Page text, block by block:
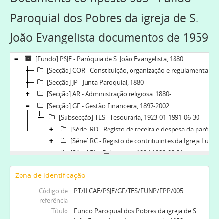
Paroquial dos Pobres da igreja de S.
João Evangelista documentos de 1959
[Fundo] PSJE - Paróquia de S. João Evangelista, 1880
[Secção] COR - Constituição, organização e regulamentação, 1880-03-08
[Secção] JP - Junta Paroquial, 1880
[Secção] AR - Administração religiosa, 1880-
[Secção] GF - Gestão Financeira, 1897-2002
[Subsecção] TES - Tesouraria, 1923-01-1991-06-30
[Série] RD - Registo de receita e despesa da paróquia de S. João Evangelista, 1945-12-31-1991-06-30
[Série] RC - Registo de contribuintes da Igreja Lusitana, 1943-01-1988
[Série] BL - Balancetes, 1924-1989-03-31
[Série] CF - Copiador de faturas, 1973-02-01-1976-12-31
[Série] BC - Documentos bancários, 1957-01-1985-12-31
[Série] RCAI - Registos de Caixa da paróquia de S. João Evangelista, 1944-04-1991-06-30
[Série] FUNP - Fundos Paroquiais, 1951-01-30-1986-01-02
Zona de identificação
Código de
referência
PT/ILCAE/PSJE/GF/TES/FUNP/FPP/005
Título
Fundo Paroquial dos Pobres da igreja de S.